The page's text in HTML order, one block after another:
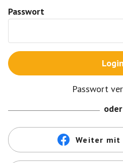
Passwort
Login
Passwort
oder
Weiter mit